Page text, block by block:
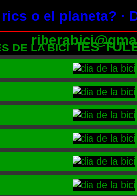
o el planeta? ·
DE LA BICI IES